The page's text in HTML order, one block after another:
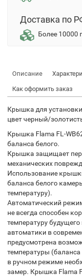
Доставка по
Более 10000
Описание
Как оформить заказ
Крышка для
цвет черный/
Крышка Flama FL-
баланса белого.
Крышка защищает
механических
Использование
баланса белого
температуру).
Автоматический
не всегда способен
температуру
автоматики в
предусмотрена
температуры
в ручном режиме
замер. Крышка Flama